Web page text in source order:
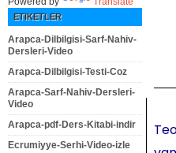
ETIKETLER
Arapca-Dilbilgisi-Sarf-Nahiv-
Dersleri-Video
Arapca-Dilbilgisi-Testi-Coz
Arapca-Sarf-Nahiv-Dersleri-
Video
Arapca-pdf-Ders-Kitabi-indir
Ecrumiyye-Serhi-Video-izle